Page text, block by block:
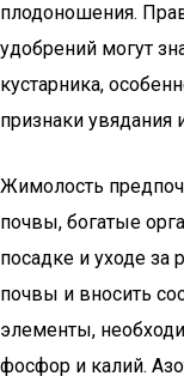
плодоношения.
удобрений могут
кустарника,
признаки увядания
Жимолость
почвы, богатые
посадке и уходе за
почвы и вносить
элементы,
фосфор и калий.